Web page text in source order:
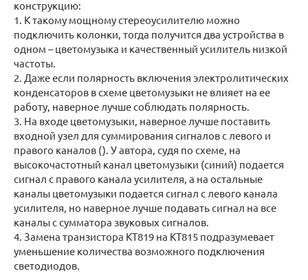
конструкцию:
1. К такому мощному стереоусилителю можно
подключить колонки, тогда получится два устройства в
одном – цветомузыка и качественный усилитель низкой
частоты.
2. Даже если полярность включения электролитических
конденсаторов в схеме цветомузыки не влияет на ее
работу, наверное лучше соблюдать полярность.
3. На входе цветомузыки, наверное лучше поставить
входной узел для суммирования сигналов с левого и
правого каналов (). У автора, судя по схеме, на
высокочастотный канал цветомузыки (синий) подается
сигнал с правого канала усилителя, а на остальные
каналы цветомузыки подается сигнал с левого канала
усилителя, но наверное лучше подавать сигнал на все
каналы с сумматора звуковых сигналов.
4. Замена транзистора КТ819 на КТ815 подразумевает
уменьшение количества возможного подключения
светодиодов.